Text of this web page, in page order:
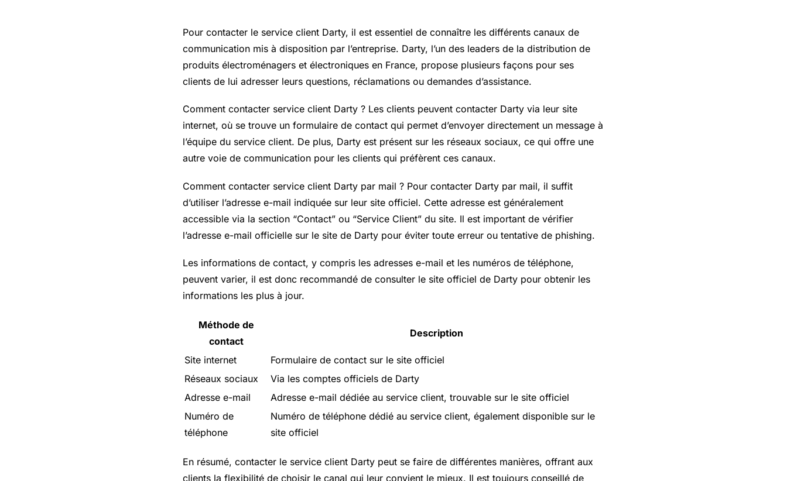
Pour contacter le service client Darty, il est essentiel de connaître les différents canaux de
communication mis à disposition par l’entreprise. Darty, l’un des leaders de la distribution de
produits électroménagers et électroniques en France, propose plusieurs façons pour ses
clients de lui adresser leurs questions, réclamations ou demandes d’assistance.
Comment contacter service client Darty ? Les clients peuvent contacter Darty via leur site
internet, où se trouve un formulaire de contact qui permet d’envoyer directement un message à
l’équipe du service client. De plus, Darty est présent sur les réseaux sociaux, ce qui offre une
autre voie de communication pour les clients qui préfèrent ces canaux.
Comment contacter service client Darty par mail ? Pour contacter Darty par mail, il suffit
d’utiliser l’adresse e-mail indiquée sur leur site officiel. Cette adresse est généralement
accessible via la section “Contact” ou “Service Client” du site. Il est important de vérifier
l’adresse e-mail officielle sur le site de Darty pour éviter toute erreur ou tentative de phishing.
Les informations de contact, y compris les adresses e-mail et les numéros de téléphone,
peuvent varier, il est donc recommandé de consulter le site officiel de Darty pour obtenir les
informations les plus à jour.
Méthode de
contact
Description
Site internet
Formulaire de contact sur le site officiel
Réseaux sociaux
Via les comptes officiels de Darty
Adresse e-mail
Adresse e-mail dédiée au service client, trouvable sur le site officiel
Numéro de
téléphone
Numéro de téléphone dédié au service client, également disponible sur le
site officiel
En résumé, contacter le service client Darty peut se faire de différentes manières, offrant aux
clients la flexibilité de choisir le canal qui leur convient le mieux. Il est toujours conseillé de